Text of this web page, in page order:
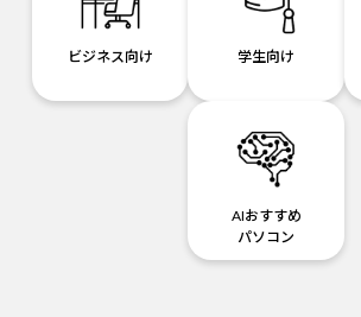
ビジネス向け 学生向け
AIおすすめ
パソコン